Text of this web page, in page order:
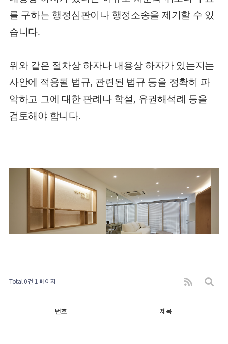
를 구하는 행정심판이나 행정소송을 제기할 수 있
습니다.
위와 같은 절차상 하자나 내용상 하자가 있는지는
사안에 적용될 법규, 관련된 법규 등을 정확히 파
악하고 그에 대한 판례나 학설, 유권해석례 등을
검토해야 합니다.
Total 0건 1 페이지
번호 제목